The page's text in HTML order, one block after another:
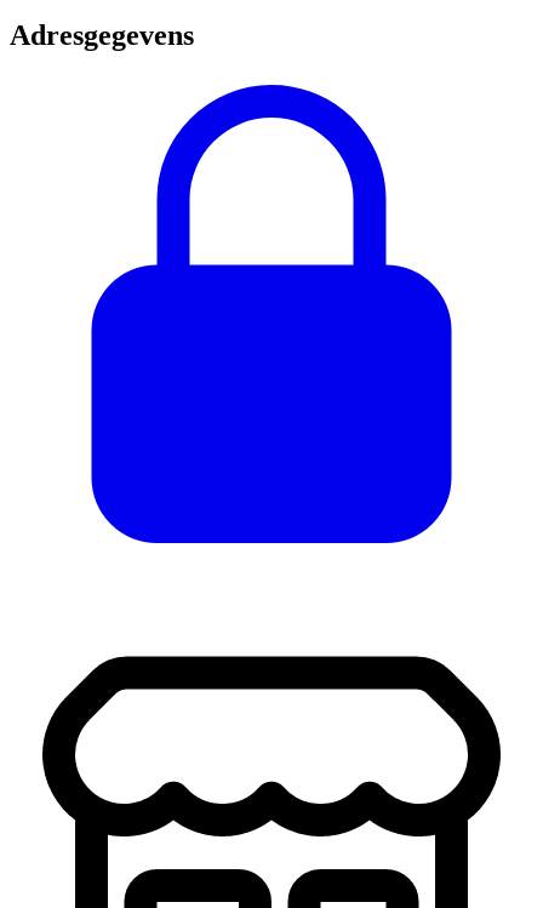
Adresgegevens